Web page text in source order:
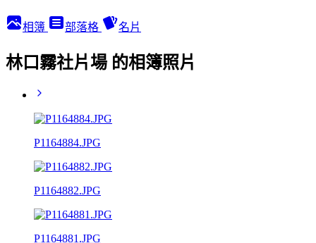
相簿 部落格 名片
林口霧社片場 的相簿照片
P1164884.JPG
P1164882.JPG
P1164881.JPG